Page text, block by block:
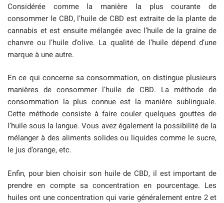
Considérée comme la manière la plus courante de
consommer le CBD, l’huile de CBD est extraite de la plante de
cannabis et est ensuite mélangée avec l’huile de la graine de
chanvre ou l’huile d’olive. La qualité de l’huile dépend d’une
marque à une autre.
En ce qui concerne sa consommation, on distingue plusieurs
manières de consommer l’huile de CBD. La méthode de
consommation la plus connue est la manière sublinguale.
Cette méthode consiste à faire couler quelques gouttes de
l’huile sous la langue. Vous avez également la possibilité de la
mélanger à des aliments solides ou liquides comme le sucre,
le jus d’orange, etc.
Enfin, pour bien choisir son huile de CBD, il est important de
prendre en compte sa concentration en pourcentage. Les
huiles ont une concentration qui varie généralement entre 2 et